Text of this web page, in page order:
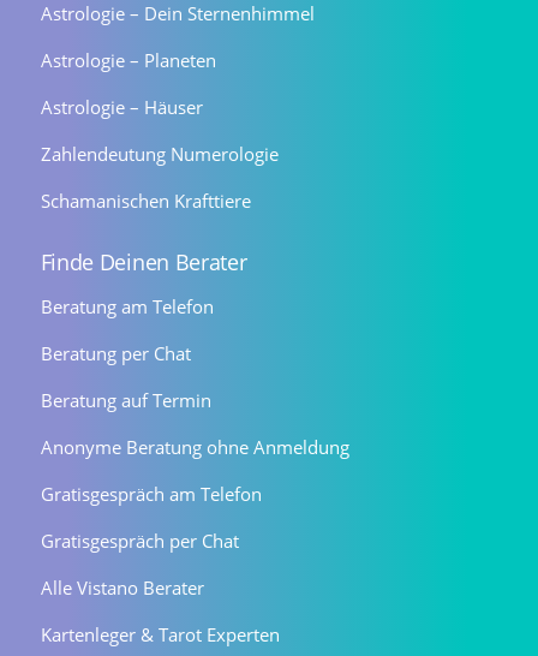
Astrologie – Dein Sternenhimmel
Astrologie – Planeten
Astrologie – Häuser
Zahlendeutung Numerologie
Schamanischen Krafttiere
Finde Deinen Berater
Beratung am Telefon
Beratung per Chat
Beratung auf Termin
Anonyme Beratung ohne Anmeldung
Gratisgespräch am Telefon
Gratisgespräch per Chat
Alle Vistano Berater
Kartenleger & Tarot Experten